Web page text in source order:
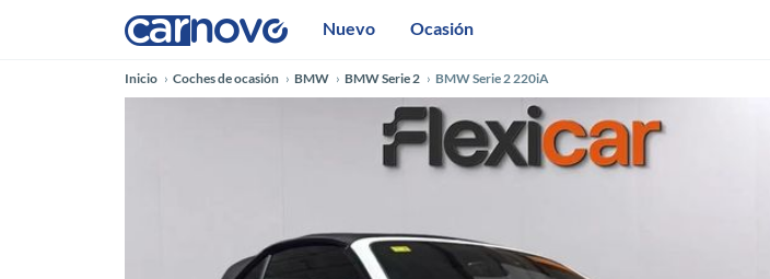
Nuevo Ocasión
Inicio Coches de ocasión BMW BMW Serie 2 BMW Serie 2 220iA